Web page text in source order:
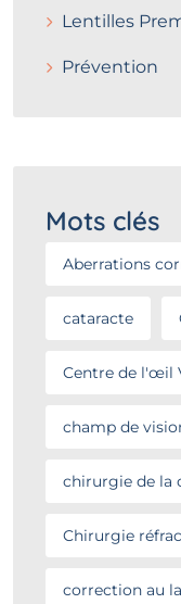
Lentilles
Prévention
Mots clés
Aberrations
cataracte
Centre de l'œil
champ de
chirurgie de la
Chirurgie
correction au